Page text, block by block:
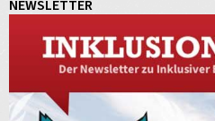
NEWSLETTER